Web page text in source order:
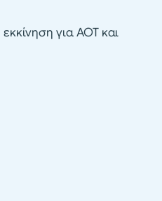
για ΑΟΤ και